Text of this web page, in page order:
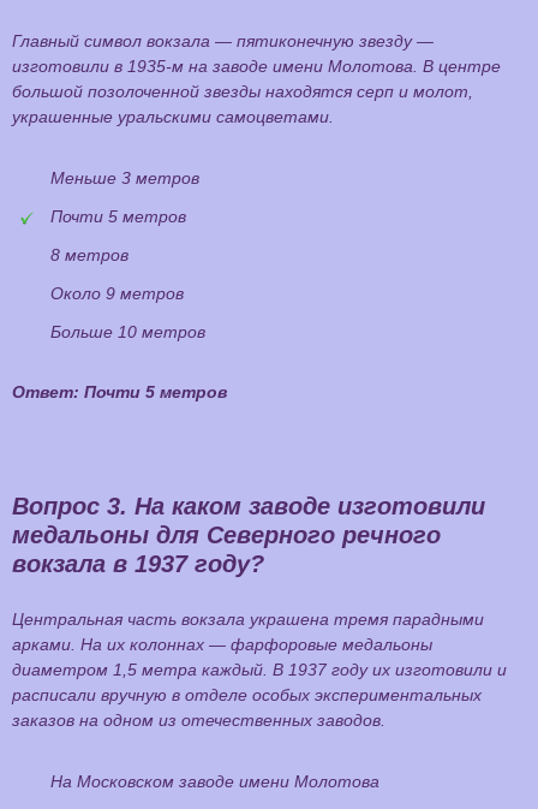
Главный символ вокзала — пятиконечную звезду —
изготовили в 1935-м на заводе имени Молотова. В центре
большой позолоченной звезды находятся серп и молот,
украшенные уральскими самоцветами.
Меньше 3 метров
Почти 5 метров
8 метров
Около 9 метров
Больше 10 метров
Ответ: Почти 5 метров
Вопрос 3. На каком заводе изготовили
медальоны для Северного речного
вокзала в 1937 году?
Центральная часть вокзала украшена тремя парадными
арками. На их колоннах — фарфоровые медальоны
диаметром 1,5 метра каждый. В 1937 году их изготовили и
расписали вручную в отделе особых экспериментальных
заказов на одном из отечественных заводов.
На Московском заводе имени Молотова